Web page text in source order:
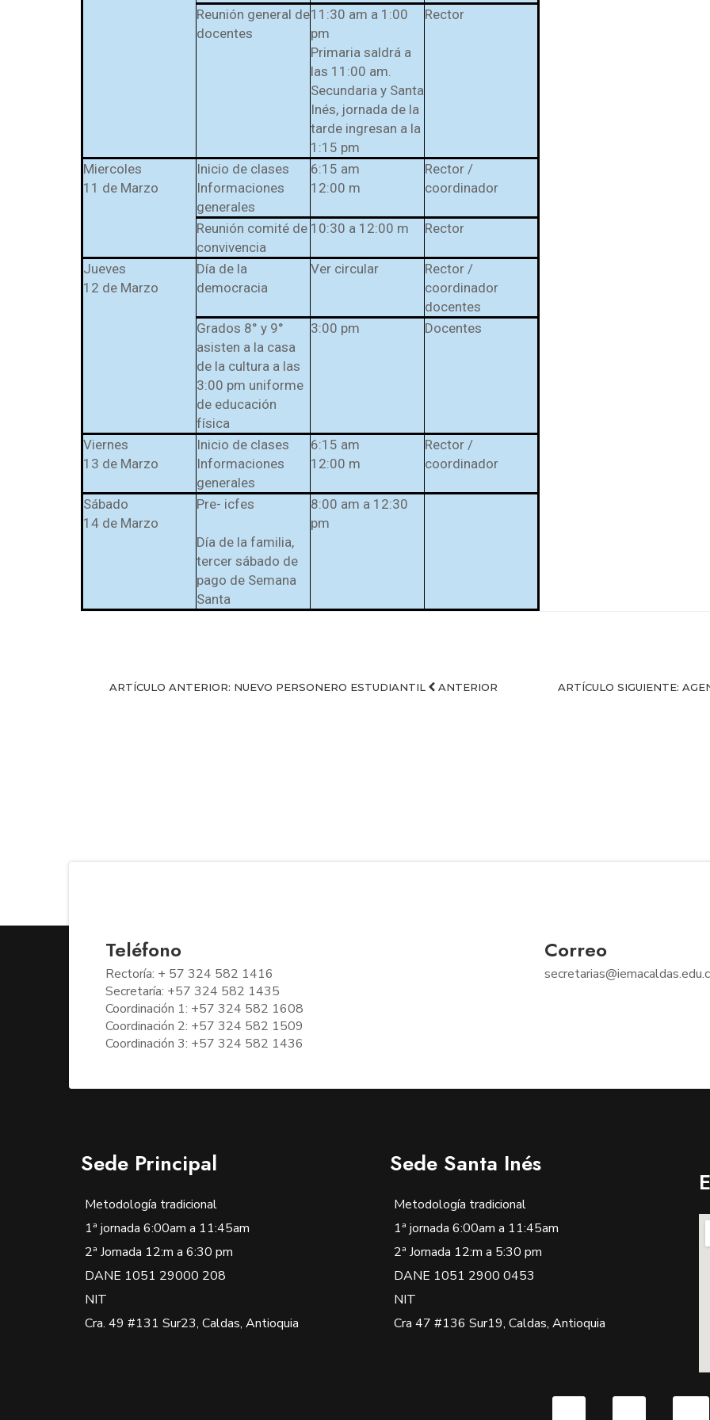
Reunión general de
docentes
11:30 am a 1:00
pm
Primaria saldrá a
las 11:00 am.
Secundaria y Santa
Inés, jornada de la
tarde ingresan a la
1:15 pm
Rector
Miercoles
11 de Marzo
Inicio de clases
Informaciones
generales
6:15 am
12:00 m
Rector /
coordinador
Reunión comité de
convivencia
10:30 a 12:00 m Rector
Jueves
12 de Marzo
Día de la
democracia
Ver circular
Rector /
coordinador
docentes
Grados 8° y 9°
asisten a la casa
de la cultura a las
3:00 pm uniforme
de educación
física
3:00 pm Docentes
Viernes
13 de Marzo
Inicio de clases
Informaciones
generales
6:15 am
12:00 m
Rector /
coordinador
Sábado
14 de Marzo
Pre- icfes
Día de la familia,
tercer sábado de
pago de Semana
Santa
8:00 am a 12:30
pm
ARTÍCULO ANTERIOR: NUEVO PERSONERO ESTUDIANTIL ANTERIOR ARTÍCULO SIGUIENTE:
Teléfono
Rectoría: + 57 324 582 1416
Secretaría: +57 324 582 1435
Coordinación 1: +57 324 582 1608
Coordinación 2: +57 324 582 1509
Coordinación 3: +57 324 582 1436
Correo
Sede Principal
Metodología tradicional
1ª jornada 6:00am a 11:45am
2ª Jornada 12:m a 6:30 pm
DANE 1051 29000 208
NIT
Cra. 49 #131 Sur23, Caldas, Antioquia
Sede Santa Inés
Metodología tradicional
1ª jornada 6:00am a 11:45am
2ª Jornada 12:m a 5:30 pm
DANE 1051 2900 0453
NIT
Cra 47 #136 Sur19, Caldas, Antioquia